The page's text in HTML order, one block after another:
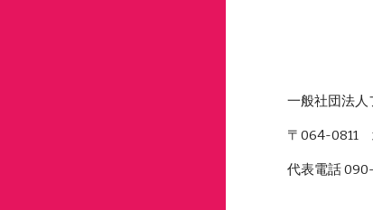
一般社団法人
〒064-0811
代表電話